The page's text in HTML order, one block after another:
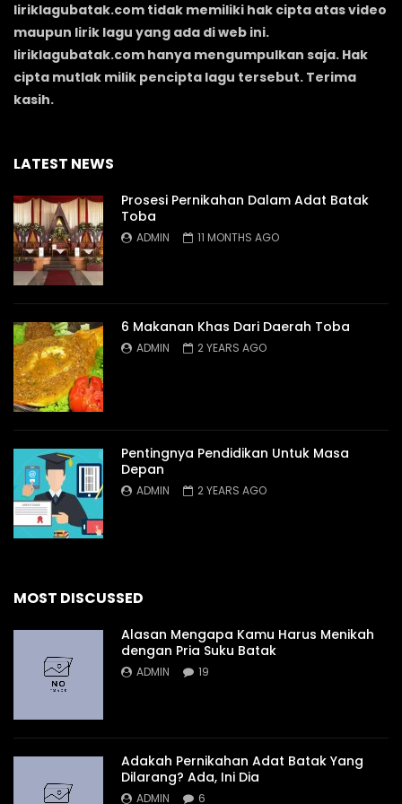
liriklagubatak.com tidak memiliki hak cipta atas video
maupun lirik lagu yang ada di web ini.
liriklagubatak.com hanya mengumpulkan saja. Hak
cipta mutlak milik pencipta lagu tersebut. Terima
kasih.
LATEST NEWS
Prosesi Pernikahan Dalam Adat Batak
Toba
ADMIN 11 MONTHS AGO
6 Makanan Khas Dari Daerah Toba
ADMIN 2 YEARS AGO
Pentingnya Pendidikan Untuk Masa
Depan
ADMIN 2 YEARS AGO
MOST DISCUSSED
Alasan Mengapa Kamu Harus Menikah
dengan Pria Suku Batak
ADMIN 19
Adakah Pernikahan Adat Batak Yang
Dilarang? Ada, Ini Dia
ADMIN 6